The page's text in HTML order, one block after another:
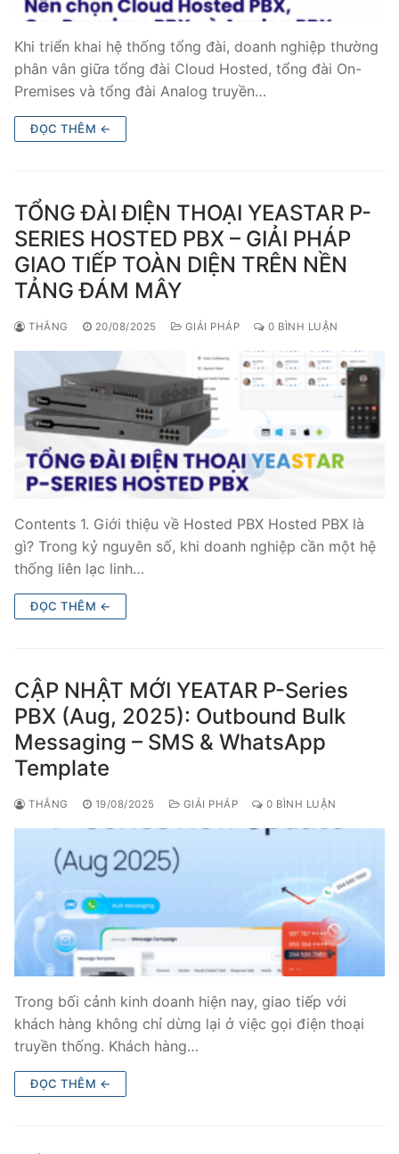
Khi triển khai hệ thống tổng đài, doanh nghiệp thường
phân vân giữa tổng đài Cloud Hosted, tổng đài On-
Premises và tổng đài Analog truyền…
ĐỌC THÊM ←
TỔNG ĐÀI ĐIỆN THOẠI YEASTAR P-
SERIES HOSTED PBX – GIẢI PHÁP
GIAO TIẾP TOÀN DIỆN TRÊN NỀN
TẢNG ĐÁM MÂY
THẮNG 20/08/2025 GIẢI PHÁP 0 BÌNH LUẬN
Contents 1. Giới thiệu về Hosted PBX Hosted PBX là
gì? Trong kỷ nguyên số, khi doanh nghiệp cần một hệ
thống liên lạc linh…
ĐỌC THÊM ←
CẬP NHẬT MỚI YEATAR P-Series
PBX (Aug, 2025): Outbound Bulk
Messaging – SMS & WhatsApp
Template
THẮNG 19/08/2025 GIẢI PHÁP 0 BÌNH LUẬN
Trong bối cảnh kinh doanh hiện nay, giao tiếp với
khách hàng không chỉ dừng lại ở việc gọi điện thoại
truyền thống. Khách hàng…
ĐỌC THÊM ←